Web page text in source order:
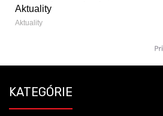
Aktuality
Aktuality
KATEGÓRIE